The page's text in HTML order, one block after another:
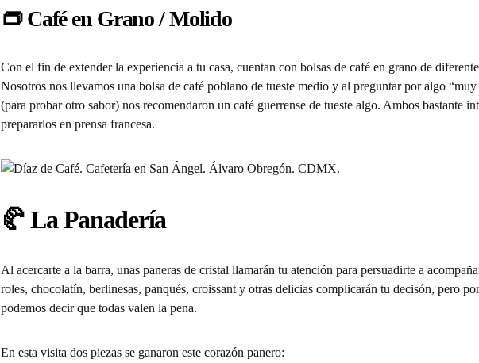
👝 Café en Grano / Molido
Con el fin de extender la experiencia a tu casa, cuentan con bolsas de café en grano de
Nosotros nos llevamos una bolsa de café poblano de tueste medio y al preguntar por algo
(para probar otro sabor) nos recomendaron un café guerrense de tueste algo. Ambos bastante
prepararlos en prensa francesa.
🥐 La Panadería
Al acercarte a la barra, unas paneras de cristal llamarán tu atención para persuadirte a
roles, chocolatín, berlinesas, panqués, croissant y otras delicias complicarán tu decisón, pero
podemos decir que todas valen la pena.
En esta visita dos piezas se ganaron este corazón panero: